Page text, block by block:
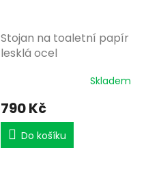
Stojan na toaletní papír
lesklá ocel
Skladem
790 Kč
Do košíku